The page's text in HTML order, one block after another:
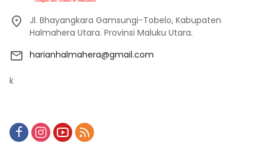
Jl. Bhayangkara Gamsungi-Tobelo, Kabupaten
Halmahera Utara. Provinsi Maluku Utara.
harianhalmahera@gmail.com
k